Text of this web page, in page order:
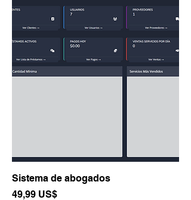
Sistema de abogados
Precio
49,99 US$